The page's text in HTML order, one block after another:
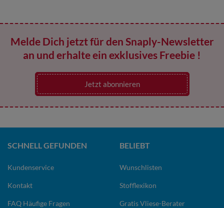
Melde Dich jetzt für den Snaply-Newsletter
an und erhalte ein exklusives Freebie !
Jetzt abonnieren
SCHNELL GEFUNDEN
Kundenservice
Kontakt
FAQ Häufige Fragen
BELIEBT
Wunschlisten
Stofflexikon
Gratis Vliese-Berater